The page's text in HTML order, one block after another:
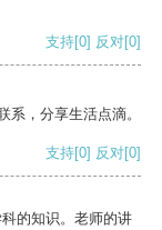
支持[0] 反对[0]
，分享生活点滴。
支持[0] 反对[0]
的知识。老师的讲